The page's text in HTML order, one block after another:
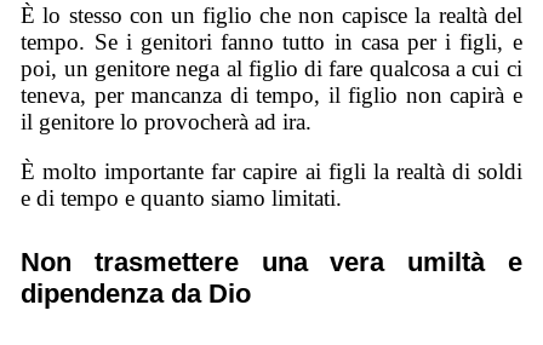
È lo stesso con un figlio che non capisce la realtà del
tempo. Se i genitori fanno tutto in casa per i figli, e
poi, un genitore nega al figlio di fare qualcosa a cui ci
teneva, per mancanza di tempo, il figlio non capirà e
il genitore lo provocherà ad ira.
È molto importante far capire ai figli la realtà di soldi
e di tempo e quanto siamo limitati.
Non trasmettere una vera umiltà e
dipendenza da Dio